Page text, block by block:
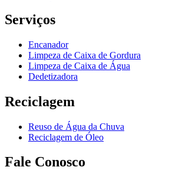
Serviços
Encanador
Limpeza de Caixa de Gordura
Limpeza de Caixa de Água
Dedetizadora
Reciclagem
Reuso de Água da Chuva
Reciclagem de Óleo
Fale Conosco